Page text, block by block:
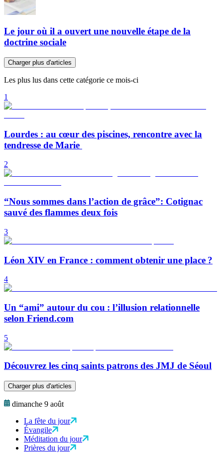
Le jour où il a ouvert une nouvelle étape de la
doctrine sociale
Charger plus d'articles
Les plus lus dans cette catégorie ce mois-ci
1
Lourdes : au cœur des piscines, rencontre avec la
tendresse de Marie
2
“Nous sommes dans l’action de grâce”: Cotignac
sauvé des flammes deux fois
3
Léon XIV en France : comment obtenir une place ?
4
Un “ami” autour du cou : l’illusion relationnelle
selon Friend.com
5
Découvrez les cinq saints patrons des JMJ de Séoul
Charger plus d'articles
dimanche 9 août
La fête du jour
Évangile
Méditation du jour
Prières du jour